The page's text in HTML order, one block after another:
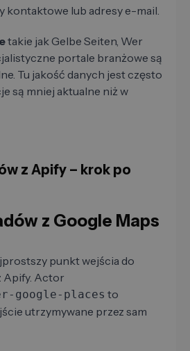
kontaktowe lub adresy e-mail.
takie jak Gelbe Seiten, Wer
portale branżowe są
Tu jakość danych jest często
są mniej aktualne niż w
z Apify – krok po
z Google Maps
punkt wejścia do
Apify. Actor
google-places to
utrzymywane przez sam